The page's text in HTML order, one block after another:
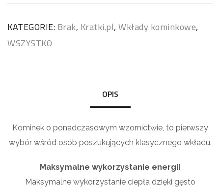
KATEGORIE: Brak, Kratki.pl, Wkłady kominkowe,
WSZYSTKO
OPIS
Kominek o ponadczasowym wzornictwie, to pierwszy
wybór wśród osób poszukujących klasycznego wkładu.
Maksymalne wykorzystanie energii
Maksymalne wykorzystanie ciepła dzięki gęsto